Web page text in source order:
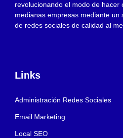
revolucionando el modo de hacer
medianas empresas mediante un
de redes sociales de calidad al
Links
Administración Redes Sociales
Email Marketing
Local SEO